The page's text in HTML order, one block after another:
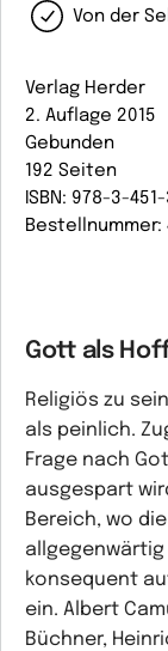
Von der
Verlag Herder
2. Auflage 2015
Gebunden
192 Seiten
ISBN: 978-3-
Bestellnummer:
Gott als
Religiös zu
als peinlich.
Frage nach
ausgespart
Bereich, wo
konsequent
ein. Albert
Büchner,